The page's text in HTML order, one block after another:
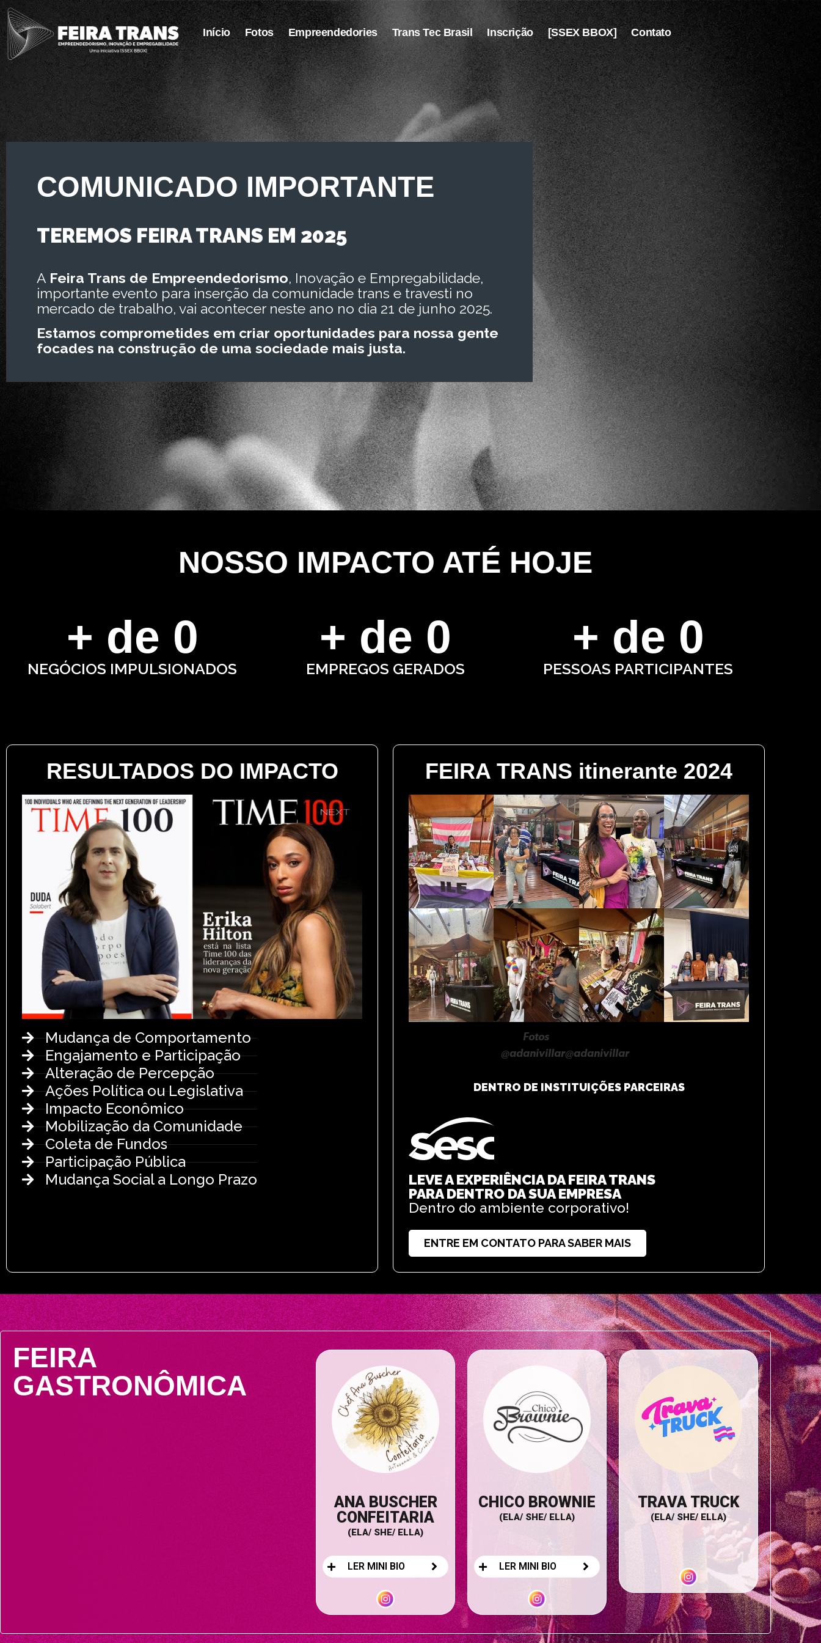
Início Fotos Empreendedories Trans Tec Brasil Inscrição [SSEX BBOX] Contato
COMUNICADO IMPORTANTE
TEREMOS FEIRA TRANS EM 2025
A Feira Trans de Empreendedorismo, Inovação e Empregabilidade,
importante evento para inserção da comunidade trans e travesti no
mercado de trabalho, vai acontecer neste ano no dia 21 de junho 2025.
Estamos comprometides em criar oportunidades para nossa gente
focades na construção de uma sociedade mais justa.
NOSSO IMPACTO ATÉ HOJE
NEGÓCIOS IMPULSIONADOS
+ de 0
EMPREGOS GERADOS
+ de 0
PESSOAS PARTICIPANTES
+ de 0
RESULTADOS DO IMPACTO
Mudança de Comportamento
Engajamento e Participação
Alteração de Percepção
Ações Política ou Legislativa
Impacto Econômico
Mobilização da Comunidade
Coleta de Fundos
Participação Pública
Mudança Social a Longo Prazo
FEIRA TRANS itinerante 2024
Fotos
@adanivillar@adanivillar
DENTRO DE INSTITUIÇÕES PARCEIRAS
LEVE A EXPERIÊNCIA DA FEIRA TRANS
PARA DENTRO DA SUA EMPRESA
Dentro do ambiente corporativo!
ENTRE EM CONTATO PARA SABER MAIS
FEIRA
GASTRONÔMICA
ANA BUSCHER
CONFEITARIA
(ELA/ SHE/ ELLA)
LER MINI BIO
CHICO BROWNIE
(ELA/ SHE/ ELLA)
LER MINI BIO
TRAVA TRUCK
(ELA/ SHE/ ELLA)